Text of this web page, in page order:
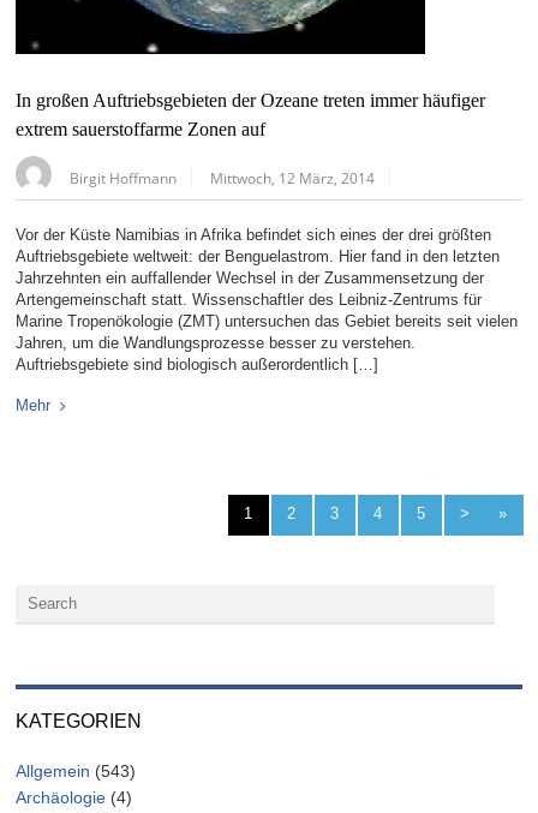
In großen Auftriebsgebieten der Ozeane treten immer häufiger
extrem sauerstoffarme Zonen auf
Birgit Hoffmann Mittwoch, 12 März, 2014
Vor der Küste Namibias in Afrika befindet sich eines der drei größten
Auftriebsgebiete weltweit: der Benguelastrom. Hier fand in den letzten
Jahrzehnten ein auffallender Wechsel in der Zusammensetzung der
Artengemeinschaft statt. Wissenschaftler des Leibniz-Zentrums für
Marine Tropenökologie (ZMT) untersuchen das Gebiet bereits seit vielen
Jahren, um die Wandlungsprozesse besser zu verstehen.
Auftriebsgebiete sind biologisch außerordentlich […]
Mehr
1 2 3 4 5 > »
KATEGORIEN
Allgemein (543)
Archäologie (4)